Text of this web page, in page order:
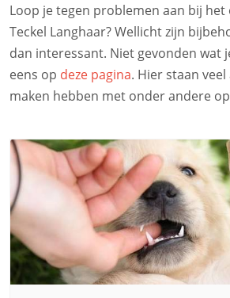
Loop je tegen problemen aan bij het
Teckel Langhaar? Wellicht zijn
dan interessant. Niet gevonden wat
eens op deze pagina. Hier staan
maken hebben met onder andere